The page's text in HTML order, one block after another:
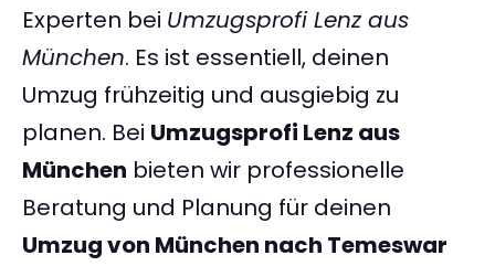
Experten bei Umzugsprofi Lenz aus
München. Es ist essentiell, deinen
Umzug frühzeitig und ausgiebig zu
planen. Bei Umzugsprofi Lenz aus
München bieten wir professionelle
Beratung und Planung für deinen
Umzug von München nach Temeswar